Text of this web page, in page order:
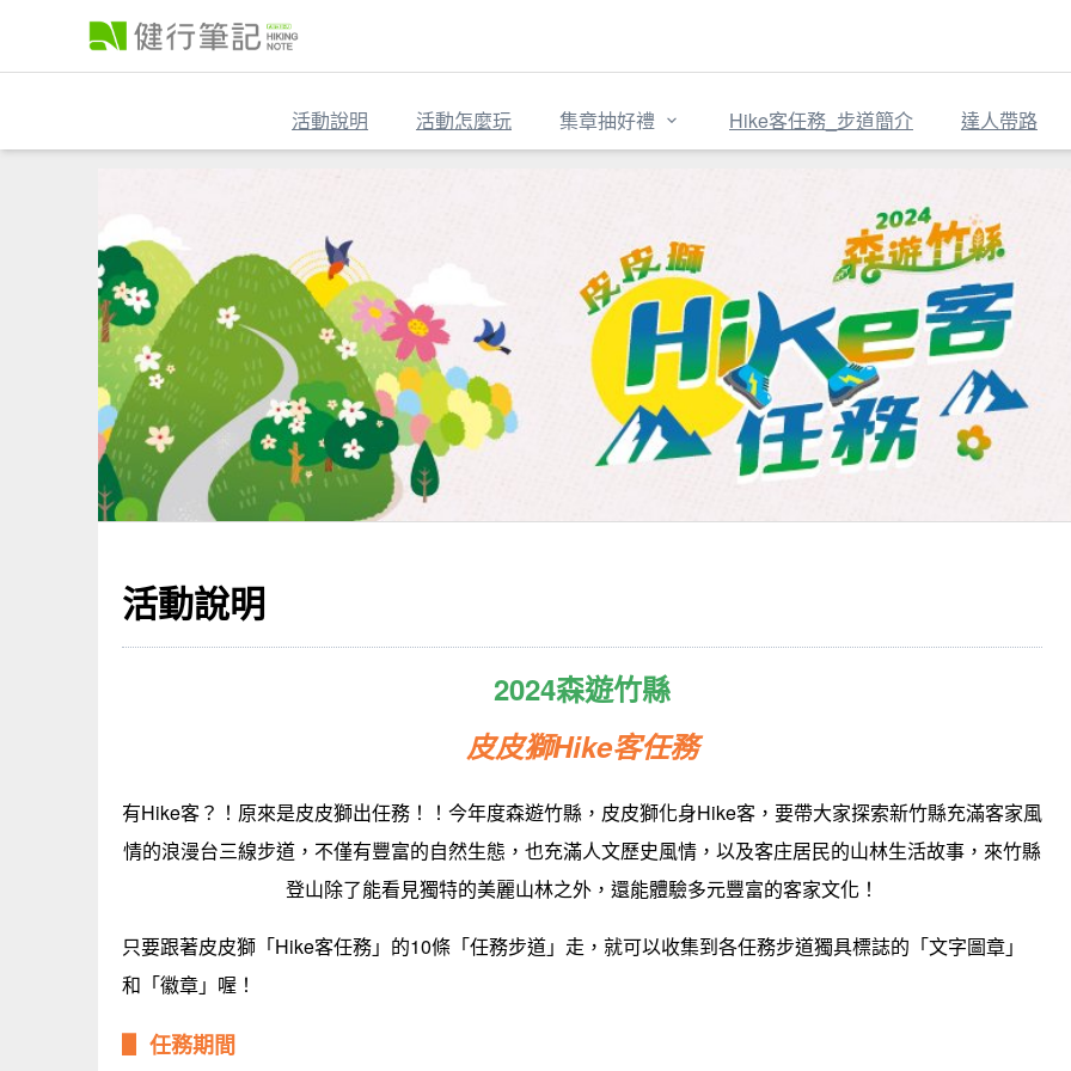
活動說明 活動怎麼玩 集章抽好禮 Hike客任務_步道簡介 達人帶路
活動說明
2024森遊竹縣
皮皮獅Hike客任務
有Hike客？！原來是皮皮獅出任務！！今年度森遊竹縣，皮皮獅化身Hike客，要帶大家探索新竹縣充滿客家風
情的浪漫台三線步道，不僅有豐富的自然生態，也充滿人文歷史風情，以及客庄居民的山林生活故事，來竹縣
登山除了能看見獨特的美麗山林之外，還能體驗多元豐富的客家文化！
只要跟著皮皮獅「Hike客任務」的10條「任務步道」走，就可以收集到各任務步道獨具標誌的「文字圖章」
和「徽章」喔！
▋ 任務期間